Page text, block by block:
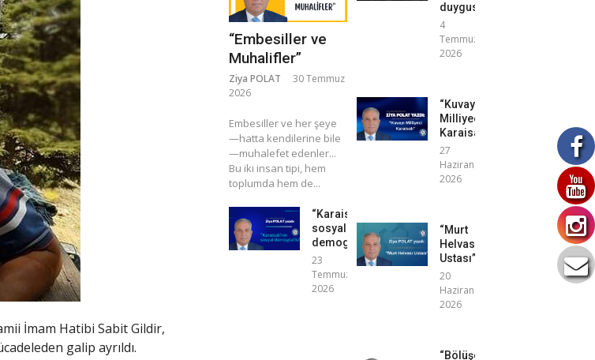
İmam Hatibi Sabit Gildir,
galip ayrıldı.
“Embesiller ve
Muhalifler”
Ziya POLAT
30 Temmuz
2026
​Embesiller ve her şeye
—hatta kendilerine bile
—muhalefet edenler...
Bu iki insan tipi, hem
toplumda hem de...
“Karaisalı’nın
sosyal
demografisi”
23
Temmuz
2026
duygusu”
4
Temmuz
2026
“Kuvayı
Milliyeci
Karaisalı”
27
Haziran
2026
“Murt
Helvası
Ustası”
20
Haziran
2026
“Bölüşerek